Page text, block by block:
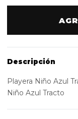
Descripción
Playera Niño Azul
Niño Azul Tracto